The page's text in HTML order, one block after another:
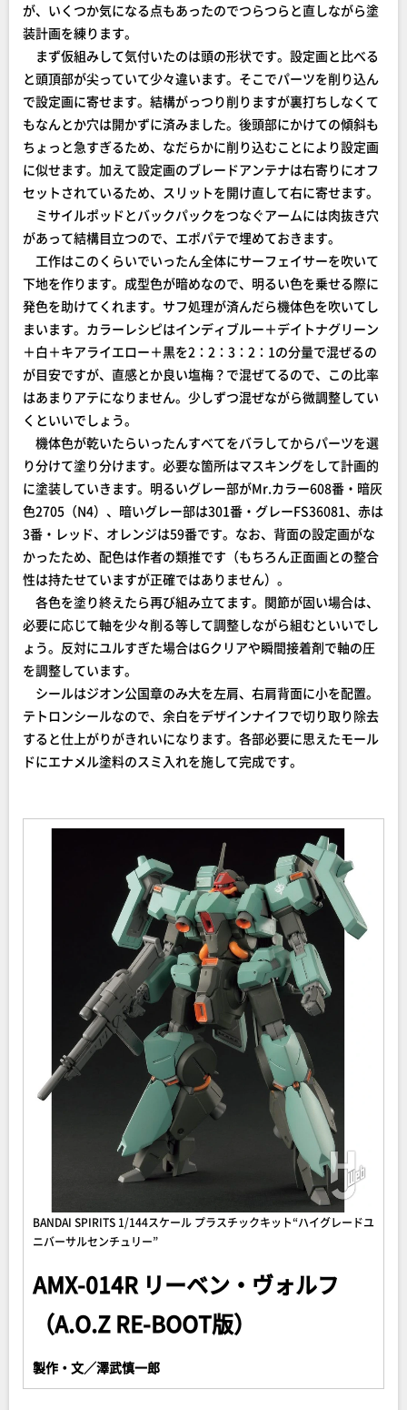
が、いくつか気になる点もあったのでつらつらと直しながら塗
装計画を練ります。
まず仮組みして気付いたのは頭の形状です。設定画と比べる
と頭頂部が尖っていて少々違います。そこでパーツを削り込ん
で設定画に寄せます。結構がっつり削りますが裏打ちしなくて
もなんとか穴は開かずに済みました。後頭部にかけての傾斜も
ちょっと急すぎるため、なだらかに削り込むことにより設定画
に似せます。加えて設定画のブレードアンテナは右寄りにオフ
セットされているため、スリットを開け直して右に寄せます。
ミサイルポッドとバックパックをつなぐアームには肉抜き穴
があって結構目立つので、エポパテで埋めておきます。
工作はこのくらいでいったん全体にサーフェイサーを吹いて
下地を作ります。成型色が暗めなので、明るい色を乗せる際に
発色を助けてくれます。サフ処理が済んだら機体色を吹いてし
まいます。カラーレシピはインディブルー＋デイトナグリーン
＋白＋キアライエロー＋黒を2：2：3：2：1の分量で混ぜるの
が目安ですが、直感とか良い塩梅？で混ぜてるので、この比率
はあまりアテになりません。少しずつ混ぜながら微調整してい
くといいでしょう。
機体色が乾いたらいったんすべてをバラしてからパーツを選
り分けて塗り分けます。必要な箇所はマスキングをして計画的
に塗装していきます。明るいグレー部がMr.カラー608番・暗灰
色2705（N4）、暗いグレー部は301番・グレーFS36081、赤は
3番・レッド、オレンジは59番です。なお、背面の設定画がな
かったため、配色は作者の類推です（もちろん正面画との整合
性は持たせていますが正確ではありません）。
各色を塗り終えたら再び組み立てます。関節が固い場合は、
必要に応じて軸を少々削る等して調整しながら組むといいでし
ょう。反対にユルすぎた場合はGクリアや瞬間接着剤で軸の圧
を調整しています。
シールはジオン公国章のみ大を左肩、右肩背面に小を配置。
テトロンシールなので、余白をデザインナイフで切り取り除去
すると仕上がりがきれいになります。各部必要に思えたモール
ドにエナメル塗料のスミ入れを施して完成です。
BANDAI SPIRITS 1/144スケール プラスチックキット“ハイグレードユ
ニバーサルセンチュリー”
AMX-014R リーベン・ヴォルフ
（A.O.Z RE-BOOT版）
製作・文／澤武慎一郎